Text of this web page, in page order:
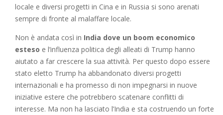
locale e diversi progetti in Cina e in Russia si sono arenati
sempre di fronte al malaffare locale.
Non è andata così in India dove un boom economico
esteso e l’influenza politica degli alleati di Trump hanno
aiutato a far crescere la sua attività. Per questo dopo essere
stato eletto Trump ha abbandonato diversi progetti
internazionali e ha promesso di non impegnarsi in nuove
iniziative estere che potrebbero scatenare conflitti di
interesse. Ma non ha lasciato l’India e sta costruendo un forte